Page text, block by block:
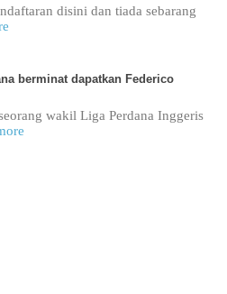
disini dan tiada sebarang
berminat dapatkan Federico
wakil Liga Perdana Inggeris